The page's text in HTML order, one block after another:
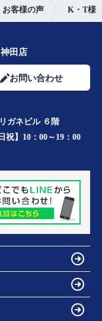
お客様の声 K・T様
田店
お問い合わせ
ガネビル ６階
祝】10：00～19：00